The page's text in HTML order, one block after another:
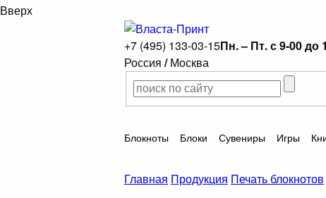
Вверх
+7 (495) 133-03-15Пн. – Пт. с 9-00 до
Россия / Москва
Блокноты Блоки Сувениры Игры
Главная Продукция Печать блокнотов